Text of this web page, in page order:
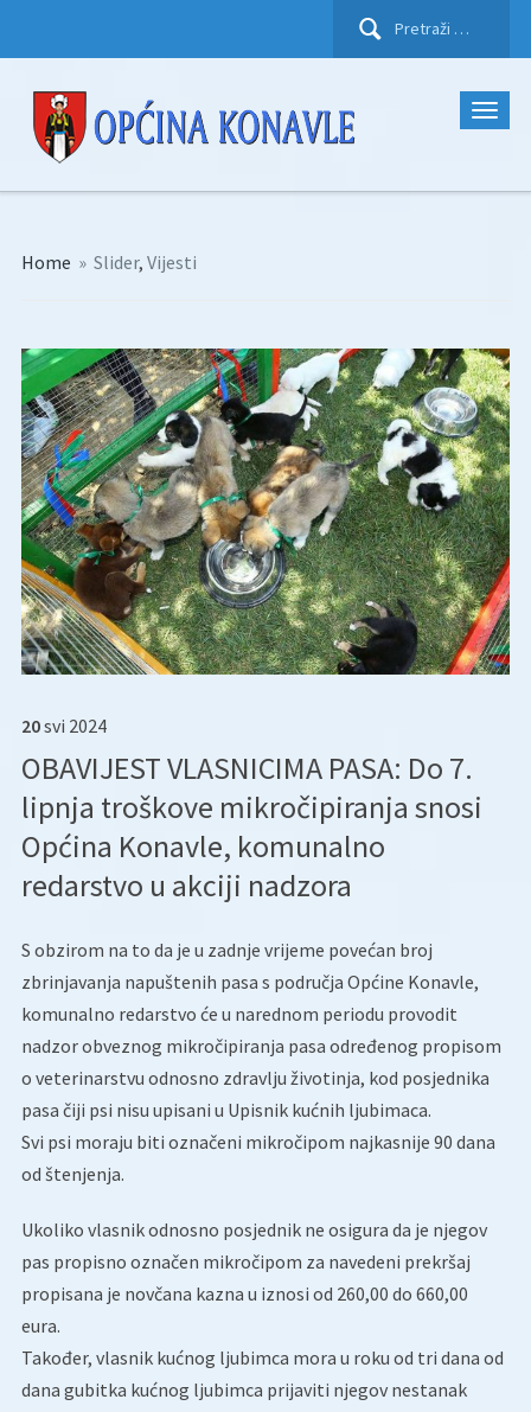
Pretraži:
Home » Slider, Vijesti
20svi 2024
OBAVIJEST VLASNICIMA PASA: Do 7.
lipnja troškove mikročipiranja snosi
Općina Konavle, komunalno
redarstvo u akciji nadzora
S obzirom na to da je u zadnje vrijeme povećan broj
zbrinjavanja napuštenih pasa s područja Općine Konavle,
komunalno redarstvo će u narednom periodu provodit
nadzor obveznog mikročipiranja pasa određenog propisom
o veterinarstvu odnosno zdravlju životinja, kod posjednika
pasa čiji psi nisu upisani u Upisnik kućnih ljubimaca.
Svi psi moraju biti označeni mikročipom najkasnije 90 dana
od štenjenja.
Ukoliko vlasnik odnosno posjednik ne osigura da je njegov
pas propisno označen mikročipom za navedeni prekršaj
propisana je novčana kazna u iznosi od 260,00 do 660,00
eura.
Također, vlasnik kućnog ljubimca mora u roku od tri dana od
dana gubitka kućnog ljubimca prijaviti njegov nestanak